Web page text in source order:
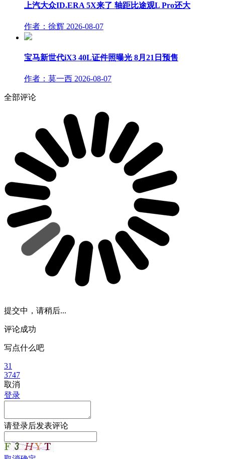
上汽大众ID.ERA 5X来了 轴距比途观L Pro还大
作者：徐辉 2026-08-07
宝马新世代iX3 40L证件照曝光 8月21日预售
作者：莫一西 2026-08-07
全部评论
提交中，请稍后...
评论成功
写点什么吧
31
3747
取消
登录
请登录后发表评论